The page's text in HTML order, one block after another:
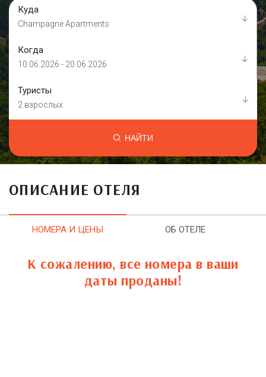
Куда
Champagne Apartments
Когда
10.06.2026 - 20.06.2026
Туристы
2 взрослых
НАЙТИ
ОПИСАНИЕ ОТЕЛЯ
НОМЕРА И ЦЕНЫ ОБ ОТЕЛЕ
К сожалению, все номера в ваши
даты проданы!